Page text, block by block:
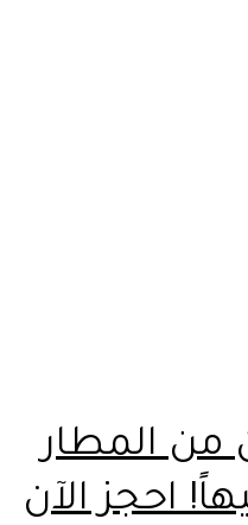
من المطار
800 جنيهاً! احجز الآن